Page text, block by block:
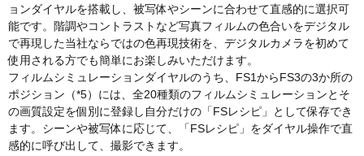
ョンダイヤルを搭載し、被写体やシーンに合わせて直感的に選択可
能です。階調やコントラストなど写真フィルムの色合いをデジタル
で再現した当社ならではの色再現技術を、デジタルカメラを初めて
使用される方でも簡単にお楽しみいただけます。
フィルムシミュレーションダイヤルのうち、FS1からFS3の3か所の
ポジション（*5）には、全20種類のフィルムシミュレーションとそ
の画質設定を個別に登録し自分だけの「FSレシピ」として保存でき
ます。シーンや被写体に応じて、「FSレシピ」をダイヤル操作で直
感的に呼び出して、撮影できます。